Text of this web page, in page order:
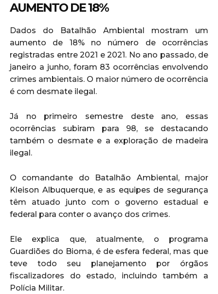
AUMENTO DE 18%
Dados do Batalhão Ambiental mostram um
aumento de 18% no número de ocorrências
registradas entre 2021 e 2021. No ano passado, de
janeiro a junho, foram 83 ocorrências envolvendo
crimes ambientais. O maior número de ocorrência
é com desmate ilegal.
Já no primeiro semestre deste ano, essas
ocorrências subiram para 98, se destacando
também o desmate e a exploração de madeira
ilegal.
O comandante do Batalhão Ambiental, major
Kleison Albuquerque, e as equipes de segurança
têm atuado junto com o governo estadual e
federal para conter o avanço dos crimes.
Ele explica que, atualmente, o programa
Guardiões do Bioma, é de esfera federal, mas que
teve todo seu planejamento por órgãos
fiscalizadores do estado, incluindo também a
Polícia Militar.